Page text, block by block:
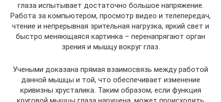
глаза испытывает достаточно большое напряжение.
Работа за компьютером, просмотр видео и телепередач,
чтение и непрерывная зрительная нагрузка, яркий свет и
быстро меняющаяся картинка – перенапрягают орган
зрения и мышцу вокруг глаз.
Учеными доказана прямая взаимосвязь между работой
данной мышцы и той, что обеспечивает изменение
кривизны хрусталика. Таким образом, если функция